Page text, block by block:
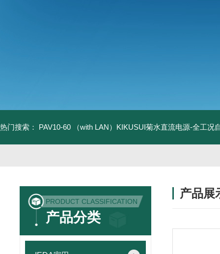
热门搜索： PAV10-60 （with LAN）KIKUSUI菊水直流电源-全工况
PRODUCT CLASSIFICATION
产品分类
产品展